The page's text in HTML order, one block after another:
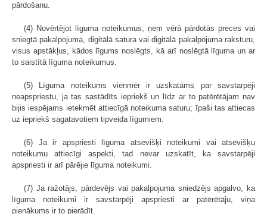
pārdošanu.
(4) Novērtējot līguma noteikumus, ņem vērā pārdotās preces vai
sniegtā pakalpojuma, digitālā satura vai digitālā pakalpojuma raksturu,
visus apstākļus, kādos līgums noslēgts, kā arī noslēgtā līguma un ar
to saistītā līguma noteikumus.
(5) Līguma noteikums vienmēr ir uzskatāms par savstarpēji
neapspriestu, ja tas sastādīts iepriekš un līdz ar to patērētājam nav
bijis iespējams ietekmēt attiecīgā noteikuma saturu; īpaši tas attiecas
uz iepriekš sagatavotiem tipveida līgumiem.
(6) Ja ir apspriesti līguma atsevišķi noteikumi vai atsevišķu
noteikumu attiecīgi aspekti, tad nevar uzskatīt, ka savstarpēji
apspriesti ir arī pārējie līguma noteikumi.
(7) Ja ražotājs, pārdevējs vai pakalpojuma sniedzējs apgalvo, ka
līguma noteikumi ir savstarpēji apspriesti ar patērētāju, viņa
pienākums ir to pierādīt.